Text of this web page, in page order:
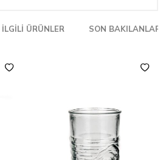
İLGILI ÜRÜNLER SON BAKILANLAR